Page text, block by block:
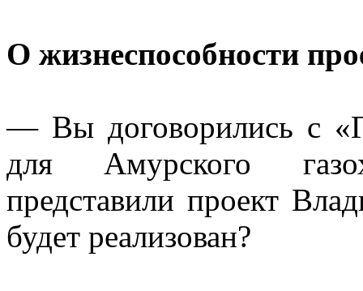
О жизнеспособности
— Вы договорились с
для Амурского
представили проект
будет реализован?